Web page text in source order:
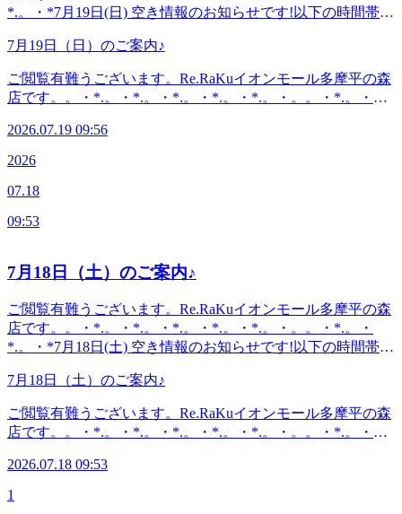
ていてもご案内出来る場合があります。お気軽にお問い合わ
*.。・*7月19日(日) 空き情報のお知らせです!以下の時間帯に
ます。。・*.。・*.。・*.。・*.。・*.。・。。・*.。・
*.。・*こんにちは。本日ブログ担当のオオタです。朝から
焼けるような日差しですね。いかがお過ごしでしょうか昨日
との気温や湿度の差で体感にも負担がきやすいですね。こん
な時ほどボディケアで巡りをよくしていきたいですね!(^^)!
げていきませんか？本日まだまだ空きがございます！ぜひお
*.。・*.。・*.。・*.。・。 。。・*.。・*.。・*『肩甲骨ケ
ア&amp;骨盤ストレッチ』を取り入れたリラク系ボディケア
イオンモール多摩平の森店〈アクセス〉JR中央線豊田駅か
不動・南平からは車でのご利用がオススメ♪飛鳥ドライビン
グスクール・多摩平図書館から徒歩10分圏内。〈電話番号〉
042-843-1147 ※オンラインで△や×と表示されていてもご案
内出来る場合があります。お気軽にお問い合わせください^^
7月19日（日）のご案内♪
ご閲覧有難うございます。Re.RaKuイオンモール多摩平の森
店です。。・*.。・*.。・*.。・*.。・*.。・。。・*.。・
空きがございます。10:10--16:20がご案内可能となっており
ます。。・*.。・*.。・*.。・*.。・*.。・。。・*.。・
焼けるような日差しですね。いかがお過ごしでしょうか昨日
な時ほどボディケアで巡りをよくしていきたいですね!(^^)!
げていきませんか？本日まだまだ空きがございます！ぜひお
越しください(^^♪良い1日をお過ごしください♪・*.。・
*.。・*.。・*.。・*.。・。 。。・*.。・*.。・*『肩甲骨ケ
ア&amp;骨盤ストレッチ』を取り入れたリラク系ボディケア
♪〈営業時間〉終日:10時00分～21時(20時20分最終受付)〈住
イオンモール多摩平の森店〈アクセス〉JR中央線豊田駅か
不動・南平からは車でのご利用がオススメ♪飛鳥ドライビン
グスクール・多摩平図書館から徒歩10分圏内。〈電話番号〉
内出来る場合があります。お気軽にお問い合わせください^^
2026.07.19 09:56
2026
07.18
09:53
7月18日（土）のご案内♪
ご閲覧有難うございます。Re.RaKuイオンモール多摩平の森
店です。。・*.。・*.。・*.。・*.。・*.。・。。・*.。・
*.。・*7月18日(土) 空き情報のお知らせです!以下の時間帯に
ます。。・*.。・*.。・*.。・*.。・*.。・。。・*.。・
*.。・*こんにちは。本日ブログ担当のオオタです。梅雨明
けももうすぐですね。いかがお過ごしでしょうか昨日は場所
によってはスコールのような雨や降ったり止んだりが続き、
湿度が高く蒸し暑い一日でしたね。お疲れを感じていらっし
ッキリしてお身体整えて行きたいですね!(^^)!良い1日をお過
7月18日（土）のご案内♪
ご閲覧有難うございます。Re.RaKuイオンモール多摩平の森
店です。。・*.。・*.。・*.。・*.。・*.。・。。・*.。・
空きがございます。11:15--17:30がご案内可能となっており
ます。。・*.。・*.。・*.。・*.。・*.。・。。・*.。・
2026.07.18 09:53
1